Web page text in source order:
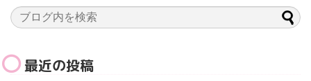
最近の投稿